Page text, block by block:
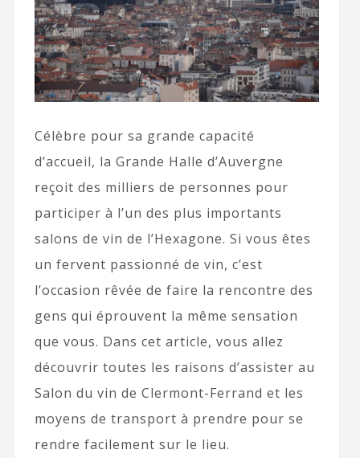
Célèbre pour sa grande capacité
d’accueil, la Grande Halle d’Auvergne
reçoit des milliers de personnes pour
participer à l’un des plus importants
salons de vin de l’Hexagone. Si vous êtes
un fervent passionné de vin, c’est
l’occasion rêvée de faire la rencontre des
gens qui éprouvent la même sensation
que vous. Dans cet article, vous allez
découvrir toutes les raisons d’assister au
Salon du vin de Clermont-Ferrand et les
moyens de transport à prendre pour se
rendre facilement sur le lieu.